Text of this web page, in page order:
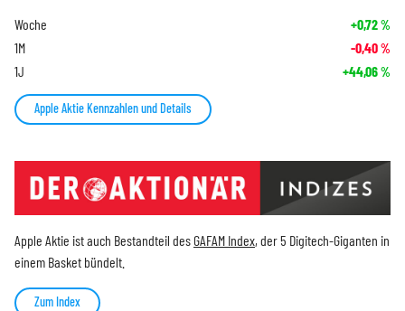
Woche +0,72%
1M -0,40%
1J +44,06%
Apple Aktie Kennzahlen und Details
Apple Aktie ist auch Bestandteil desGAFAM Index, der 5 Digitech-Giganten in
einem Basket bündelt.
Zum Index